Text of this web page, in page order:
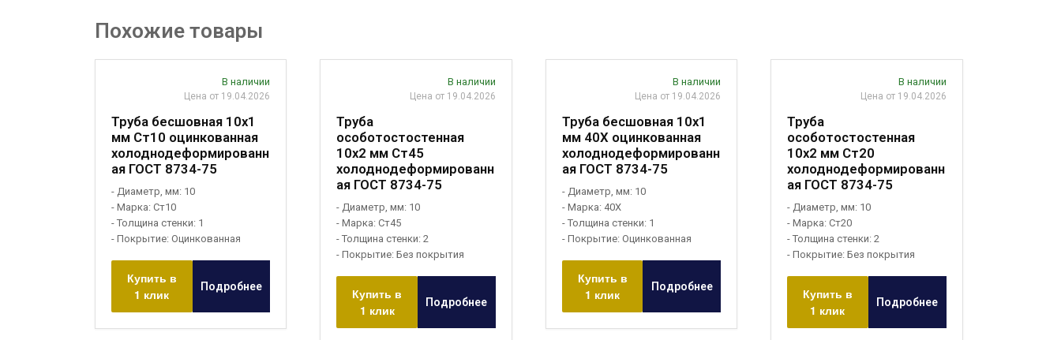
Похожие товары
В наличии
Цена от 19.04.2026
Труба бесшовная 10х1
мм Ст10 оцинкованная
холоднодеформированн
ая ГОСТ 8734-75
- Диаметр, мм: 10
- Марка: Ст10
- Толщина стенки: 1
- Покрытие: Оцинкованная
Купить в
1 клик
Подробнее
В наличии
Цена от 19.04.2026
Труба
особотостостенная
10х2 мм Ст45
холоднодеформированн
ая ГОСТ 8734-75
- Диаметр, мм: 10
- Марка: Ст45
- Толщина стенки: 2
- Покрытие: Без покрытия
Купить в
1 клик
Подробнее
В наличии
Цена от 19.04.2026
Труба бесшовная 10х1
мм 40Х оцинкованная
холоднодеформированн
ая ГОСТ 8734-75
- Диаметр, мм: 10
- Марка: 40Х
- Толщина стенки: 1
- Покрытие: Оцинкованная
Купить в
1 клик
Подробнее
В наличии
Цена от 19.04.2026
Труба
особотостостенная
10х2 мм Ст20
холоднодеформированн
ая ГОСТ 8734-75
- Диаметр, мм: 10
- Марка: Ст20
- Толщина стенки: 2
- Покрытие: Без покрытия
Купить в
1 клик
Подробнее